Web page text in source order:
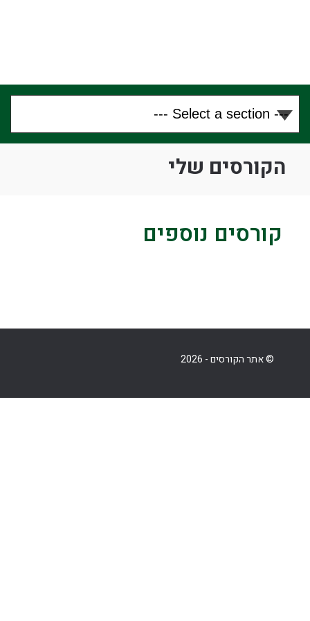
הקורסים שלי
קורסים נוספים
© אתר הקורסים - 2026